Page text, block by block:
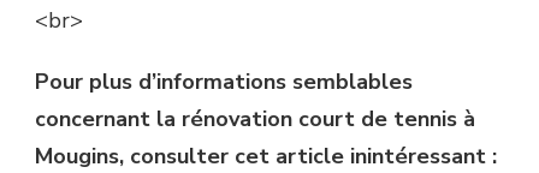
<br>
Pour plus d’informations semblables
concernant la rénovation court de tennis à
Mougins, consulter cet article inintéressant :